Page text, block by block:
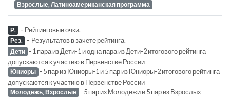
Взрослые, Латиноамериканская программа
Р. - Рейтинговые очки.
Рез. - Результатов в зачете рейтинга.
Дети - 1 пара из Дети-1 и одна пара из Дети-2 итогового рейтинга
допускаются к участию в Первенстве России
Юниоры - 5 пар из Юниоры-1 и 5 пар из Юниоры-2 итогового рейтинга
допускаются к участию в Первенстве России
Молодежь, Взрослые - 5 пар из Молодежи и 5 пар из Взрослых